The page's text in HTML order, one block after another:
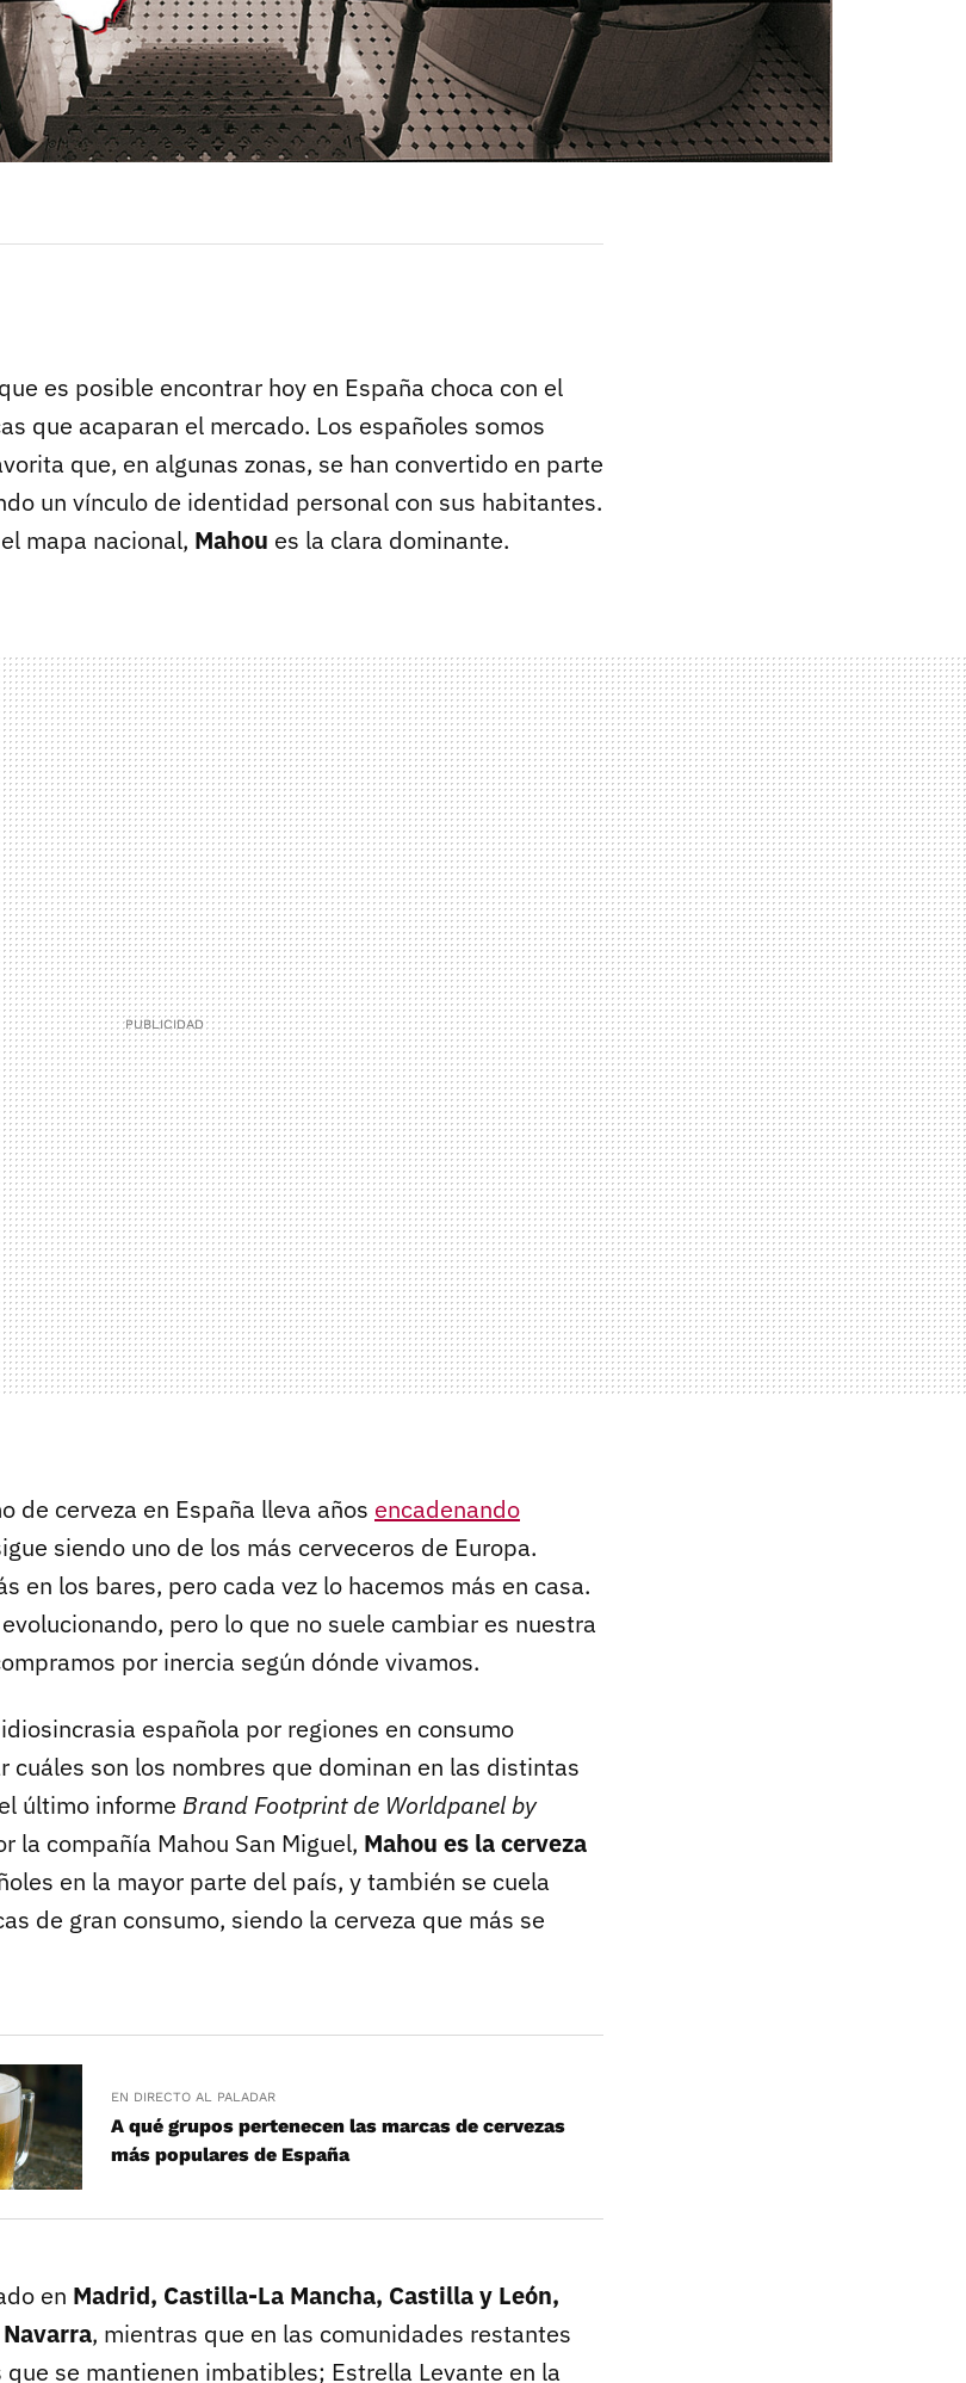
que es posible encontrar hoy en España choca con el
que acaparan el mercado. Los españoles somos
que, en algunas zonas, se han convertido en parte
un vínculo de identidad personal con sus habitantes.
mapa nacional, Mahou es la clara dominante.
de cerveza en España lleva años encadenando
siendo uno de los más cerveceros de Europa.
en los bares, pero cada vez lo hacemos más en casa.
pero lo que no suele cambiar es nuestra
por inercia según dónde vivamos.
española por regiones en consumo
cuáles son los nombres que dominan en las distintas
último informe Brand Footprint de Worldpanel by
la compañía Mahou San Miguel, Mahou es la cerveza
en la mayor parte del país, y también se cuela
de gran consumo, siendo la cerveza que más se
EN DIRECTO AL PALADAR
A qué grupos pertenecen las marcas de cervezas
más populares de España
en Madrid, Castilla-La Mancha, Castilla y León,
, mientras que en las comunidades restantes
se mantienen imbatibles; Estrella Levante en la